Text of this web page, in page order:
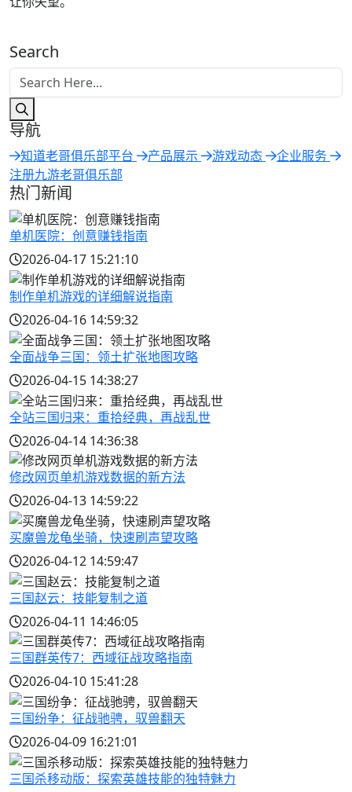
Search
导航
知道老哥俱乐部平台 产品展示 游戏动态
企业服务
注册九游老哥俱乐部
热门新闻
单机医院：创意赚钱指南
2026-04-17 15:21:10
制作单机游戏的详细解说指南
2026-04-16 14:59:32
全面战争三国：领土扩张地图攻略
2026-04-15 14:38:27
全站三国归来：重拾经典，再战乱世
2026-04-14 14:36:38
修改网页单机游戏数据的新方法
2026-04-13 14:59:22
买魔兽龙龟坐骑，快速刷声望攻略
2026-04-12 14:59:47
三国赵云：技能复制之道
2026-04-11 14:46:05
三国群英传7：西域征战攻略指南
2026-04-10 15:41:28
三国纷争：征战驰骋，驭兽翻天
2026-04-09 16:21:01
三国杀移动版：探索英雄技能的独特魅力